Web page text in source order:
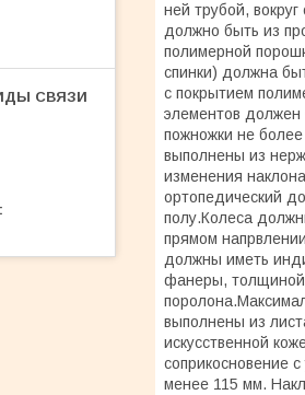
ней трубой,
должно быть из
полимерной
спинки) должна
с покрытием
элементов
пожножки не
выполнены из
изменения
ортопедический
полу.Колеса
прямом
должны иметь
фанеры, толщиной
выполнены из
искусственной
соприкосновение
менее 115 мм.